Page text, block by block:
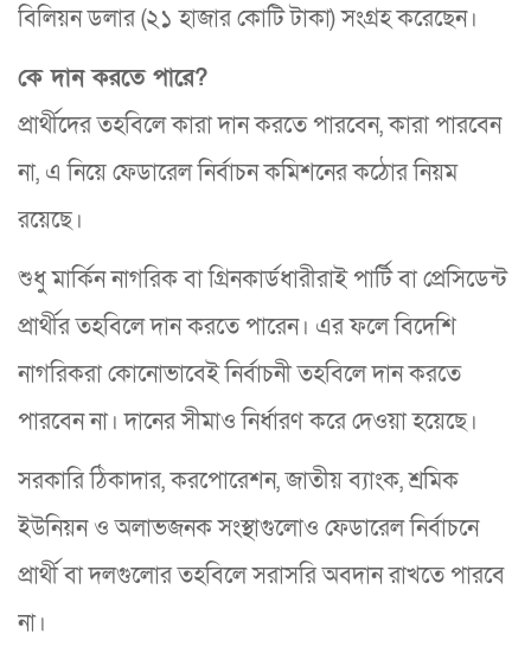
বিলিয়ন ডলার (২১ হাজার কোটি টাকা) সংগ্রহ করেছেন।
কে দান করতে পারে?
প্রার্থীদের তহবিলে কারা দান করতে পারবেন, কারা পারবেন
না, এ নিয়ে ফেডারেল নির্বাচন কমিশনের কঠোর নিয়ম
রয়েছে।
শুধু মার্কিন নাগরিক বা গ্রিনকার্ডধারীরাই পার্টি বা প্রেসিডেন্ট
প্রার্থীর তহবিলে দান করতে পারেন। এর ফলে বিদেশি
নাগরিকরা কোনোভাবেই নির্বাচনী তহবিলে দান করতে
পারবেন না। দানের সীমাও নির্ধারণ করে দেওয়া হয়েছে।
সরকারি ঠিকাদার, করপোরেশন, জাতীয় ব্যাংক, শ্রমিক
ইউনিয়ন ও অলাভজনক সংস্থাগুলোও ফেডারেল নির্বাচনে
প্রার্থী বা দলগুলোর তহবিলে সরাসরি অবদান রাখতে পারবে
না।